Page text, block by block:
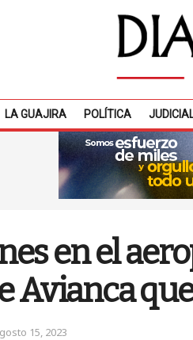
LA GUAJIRA POLÍTICA
en el
Avianca
15, 2023